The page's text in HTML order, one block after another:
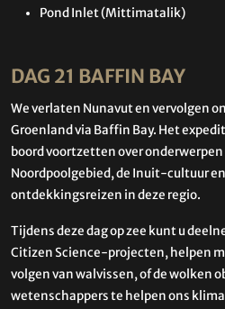
Pond Inlet (Mittimatalik)
DAG 21 BAFFIN BAY
We verlaten Nunavut en vervolgen
Groenland via Baffin Bay. Het
boord voortzetten over
Noordpoolgebied, de Inuit-cultuur
ontdekkingsreizen in deze regio.
Tijdens deze dag op zee kunt u
Citizen Science-projecten, helpen
volgen van walvissen, of de wolken
wetenschappers te helpen ons